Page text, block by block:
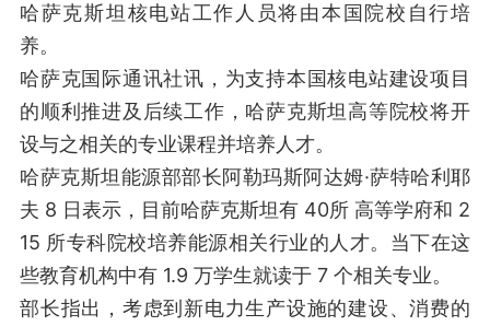
哈萨克斯坦核电站工作人员将由本国院校自行培
养。
哈萨克国际通讯社讯，为支持本国核电站建设项目
的顺利推进及后续工作，哈萨克斯坦高等院校将开
设与之相关的专业课程并培养人才。
哈萨克斯坦能源部部长阿勒玛斯阿达姆·萨特哈利耶
夫 8 日表示，目前哈萨克斯坦有 40所 高等学府和 2
15 所专科院校培养能源相关行业的人才。当下在这
些教育机构中有 1.9 万学生就读于 7 个相关专业。
部长指出，考虑到新电力生产设施的建设、消费的